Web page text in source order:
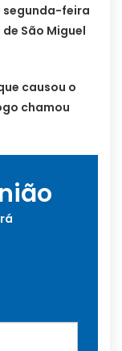
segunda-feira
de São Miguel
causou o
chamou